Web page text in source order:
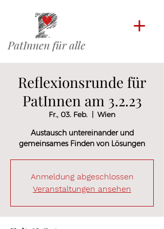
Reflexionsrunde für
PatInnen am 3.2.23
Fr., 03. Feb.
Wien
Austausch untereinander und
gemeinsames Finden von Lösungen
Anmeldung abgeschlossen
Veranstaltungen ansehen